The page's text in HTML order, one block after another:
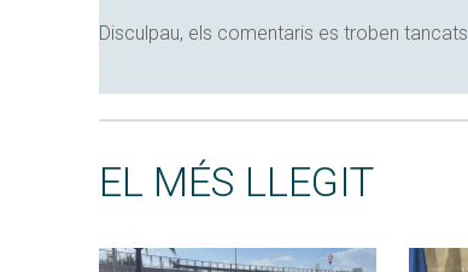
Disculpau, els comentaris es troben tancats
EL MÉS LLEGIT